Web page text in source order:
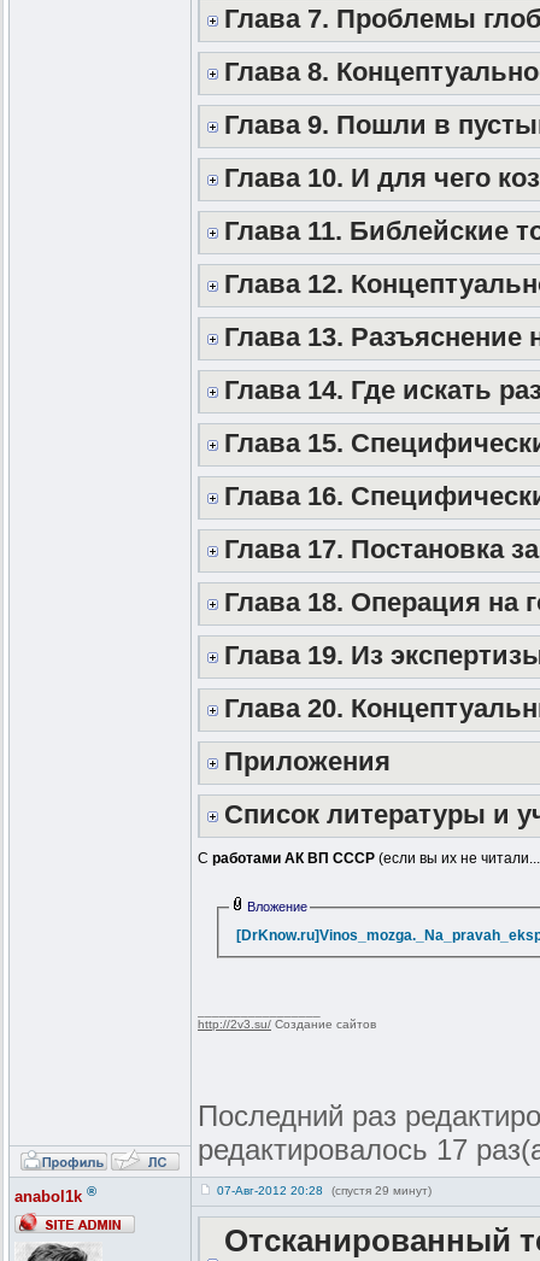
Глава 7. Проблемы
Глава 8.
Глава 9. Пошли в
Глава 10. И для чего
Глава 11. Библейские
Глава 12.
Глава 13. Разъяснение
Глава 14. Где искать
Глава 15.
Глава 16.
Глава 17. Постановка
Глава 18. Операция на
Глава 19. Из
Глава 20.
Приложения
Список литературы и
С работами АК ВП СССР (если вы их не
Вложение
http://2v3.su/ Создание сайтов
Последний раз
редактировалось 17
anabol1k ® 07-Авг-2012 20:28 (спустя 29 минут)
Отсканированный